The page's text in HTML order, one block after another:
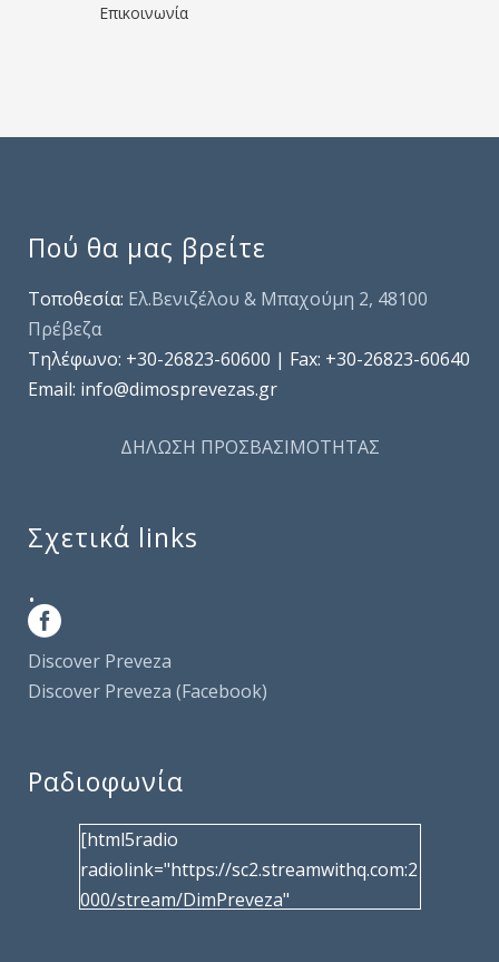
Επικοινωνία
Πού θα μας βρείτε
Τοποθεσία: Ελ.Βενιζέλου & Μπαχούμη 2, 48100
Πρέβεζα
Τηλέφωνo: +30-26823-60600 | Fax: +30-26823-60640
Email: info@dimosprevezas.gr
ΔΗΛΩΣΗ ΠΡΟΣΒΑΣΙΜΟΤΗΤΑΣ
Σχετικά links
.
Discover Preveza
Discover Preveza (Facebook)
Ραδιοφωνία
[html5radio
radiolink="https://sc2.streamwithq.com:2
000/stream/DimPreveza"